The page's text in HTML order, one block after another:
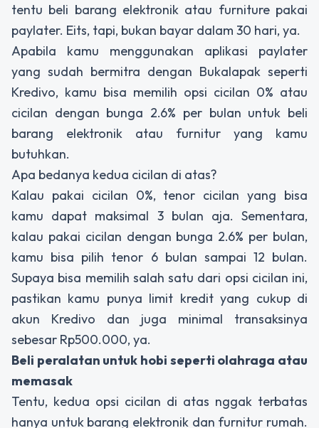
tentu beli barang elektronik atau furniture pakai
paylater. Eits, tapi, bukan bayar dalam 30 hari, ya.
Apabila kamu menggunakan aplikasi paylater
yang sudah bermitra dengan Bukalapak seperti
Kredivo, kamu bisa memilih opsi cicilan 0% atau
cicilan dengan bunga 2.6% per bulan untuk beli
barang elektronik atau furnitur yang kamu
butuhkan.
Apa bedanya kedua cicilan di atas?
Kalau pakai cicilan 0%, tenor cicilan yang bisa
kamu dapat maksimal 3 bulan aja. Sementara,
kalau pakai cicilan dengan bunga 2.6% per bulan,
kamu bisa pilih tenor 6 bulan sampai 12 bulan.
Supaya bisa memilih salah satu dari opsi cicilan ini,
pastikan kamu punya limit kredit yang cukup di
akun Kredivo dan juga minimal transaksinya
sebesar Rp500.000, ya.
Beli peralatan untuk hobi seperti olahraga atau
memasak
Tentu, kedua opsi cicilan di atas nggak terbatas
hanya untuk barang elektronik dan furnitur rumah.